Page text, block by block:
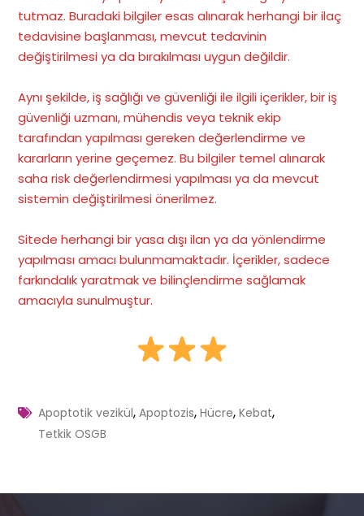
tutmaz. Buradaki bilgiler esas alınarak herhangi bir ilaç
tedavisine başlanması, mevcut tedavinin
değiştirilmesi ya da bırakılması uygun değildir.
Aynı şekilde, iş sağlığı ve güvenliği ile ilgili içerikler, bir iş
güvenliği uzmanı, mühendis veya teknik ekip
tarafından yapılması gereken değerlendirme ve
kararların yerine geçemez. Bu bilgiler temel alınarak
saha risk değerlendirmesi yapılması ya da mevcut
sistemin değiştirilmesi önerilmez.
Sitede herhangi bir yasa dışı ilan ya da yönlendirme
yapılması amacı bulunmamaktadır. İçerikler, sadece
farkındalık yaratmak ve bilinçlendirme sağlamak
amacıyla sunulmuştur.
Apoptotik vezikül,Apoptozis,Hücre,Kebat,
Tetkik OSGB